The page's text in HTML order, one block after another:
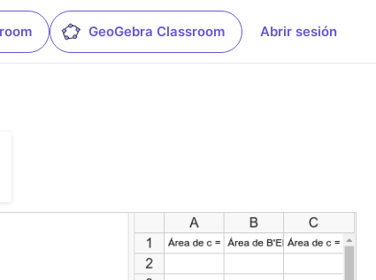
GeoGebra Classroom Abrir sesión